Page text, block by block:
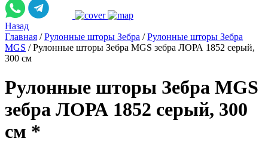
Назад
Главная / Рулонные шторы Зебра / Рулонные шторы Зебра
MGS / Рулонные шторы Зебра MGS зебра ЛОРА 1852 серый,
300 см
Рулонные шторы Зебра MGS
зебра ЛОРА 1852 серый, 300
см *